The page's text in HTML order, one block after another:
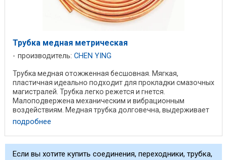
Трубка медная метрическая
производитель: CHEN YING
Трубка медная отожженная бесшовная. Мягкая,
пластичная идеально подходит для прокладки смазочных
магистралей. Трубка легко режется и гнется.
Малоподвержена механическим и вибрационным
воздействиям. Медная трубка долговечна, выдерживает
высокие ...
подробнее
Если вы хотите купить соединения, переходники, трубка,